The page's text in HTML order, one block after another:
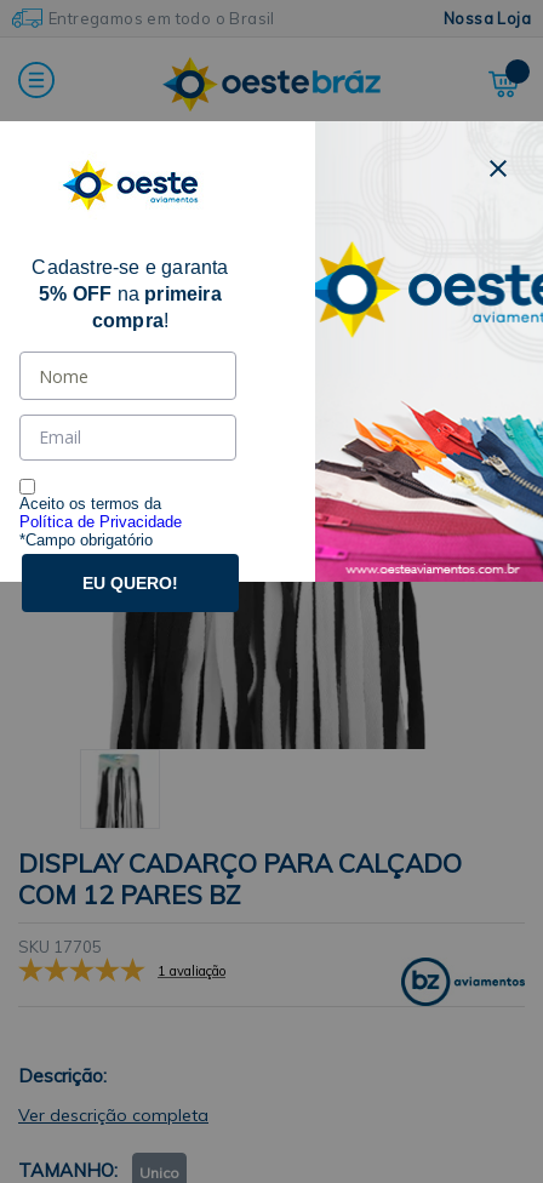
Entregamos em todo o Brasil Nossa Loja
DISPLAY CADARÇO PARA CALÇADO
COM 12 PARES BZ
SKU 17705
1 avaliação
Descrição:
Ver descrição completa
TAMANHO Unico
Cadastre-se e garanta
5% OFF na primeira
compra!
Aceito os termos da
Política de Privacidade
*Campo obrigatório
EU QUERO!